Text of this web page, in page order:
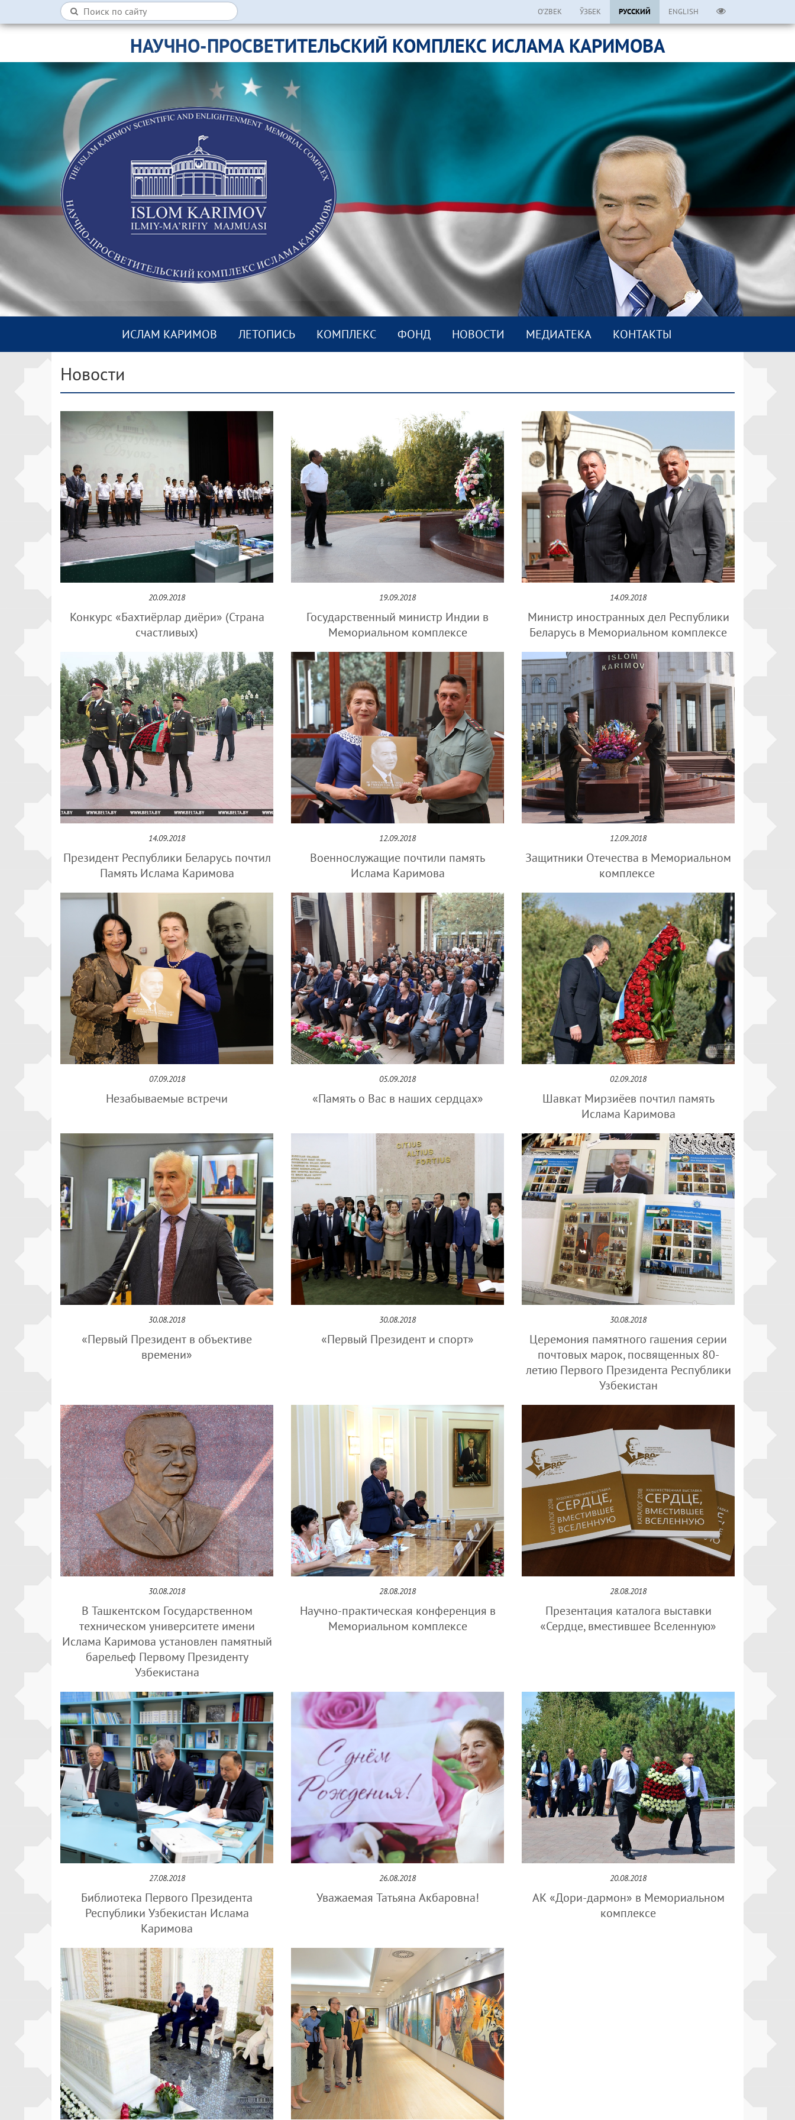
O’ZBEK ЎЗБЕК РУССКИЙ ENGLISH
НАУЧНО-ПРОСВЕТИТЕЛЬСКИЙ КОМПЛЕКС ИСЛАМА КАРИМОВА
ИСЛАМ КАРИМОВ ЛЕТОПИСЬ КОМПЛEКС ФОНД НОВОСТИ МEДИАТEКА КОНТАКТЫ
Новости
20.09.2018
Конкурс «Бахтиёрлар диёри» (Страна
счастливых)
19.09.2018
Государственный министр Индии в
Мемориальном комплексе
14.09.2018
Министр иностранных дел Республики
Беларусь в Мемориальном комплексе
14.09.2018
Президент Республики Беларусь почтил
Память Ислама Каримова
12.09.2018
Военнослужащие почтили память
Ислама Каримова
12.09.2018
Защитники Отечества в Мемориальном
комплексе
07.09.2018
Незабываемые встречи
05.09.2018
«Память о Вас в наших сердцах»
02.09.2018
Шавкат Мирзиёев почтил память
Ислама Каримова
30.08.2018
«Первый Президент в объективе
времени»
30.08.2018
«Первый Президент и спорт»
30.08.2018
Церемония памятного гашения серии
почтовых марок, посвященных 80-
летию Первого Президента Республики
Узбекистан
30.08.2018
В Ташкентском Государственном
техническом университете имени
Ислама Каримова установлен памятный
барельеф Первому Президенту
Узбекистана
28.08.2018
Научно-практическая конференция в
Мемориальном комплексе
28.08.2018
Презентация каталога выставки
«Сердце, вместившее Вселенную»
27.08.2018
Библиотека Первого Президента
Республики Узбекистан Ислама
Каримова
26.08.2018
Уважаемая Татьяна Акбаровна!
20.08.2018
АК «Дори-дармон» в Мемориальном
комплексе